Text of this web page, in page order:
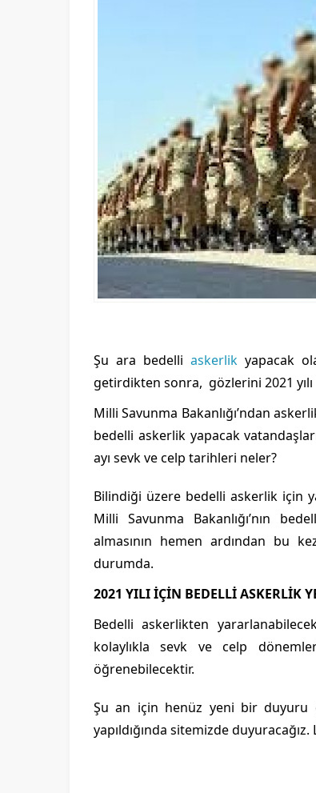
Şu ara bedelliaskerlik yapacak
getirdikten sonra, gözlerini 2021
Milli Savunma Bakanlığı’ndan
bedelli askerlik yapacak
ayı sevk ve celp tarihleri neler?
Bilindiği üzere bedelli askerlik için
Milli Savunma Bakanlığı’nın
almasının hemen ardından bu
durumda.
2021 YILI İÇİN BEDELLİ ASKERLİK
Bedelli askerlikten
kolaylıkla sevk ve celp
öğrenebilecektir.
Şu an için henüz yeni bir duyuru
yapıldığında sitemizde